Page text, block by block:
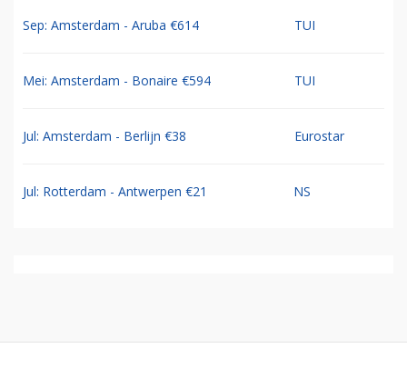
Sep: Amsterdam - Aruba €614 TUI
Mei: Amsterdam - Bonaire €594 TUI
Jul: Amsterdam - Berlijn €38 Eurostar
Jul: Rotterdam - Antwerpen €21 NS